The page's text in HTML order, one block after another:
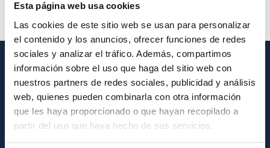
Esta página web usa cookies
Las cookies de este sitio web se usan para personalizar
el contenido y los anuncios, ofrecer funciones de redes
sociales y analizar el tráfico. Además, compartimos
información sobre el uso que haga del sitio web con
nuestros partners de redes sociales, publicidad y análisis
web, quienes pueden combinarla con otra información
que les haya proporcionado o que hayan recopilado a
partir del uso que haya hecho de sus servicios.
Contacto
Cómo llegar al IAC
Directorio de personal